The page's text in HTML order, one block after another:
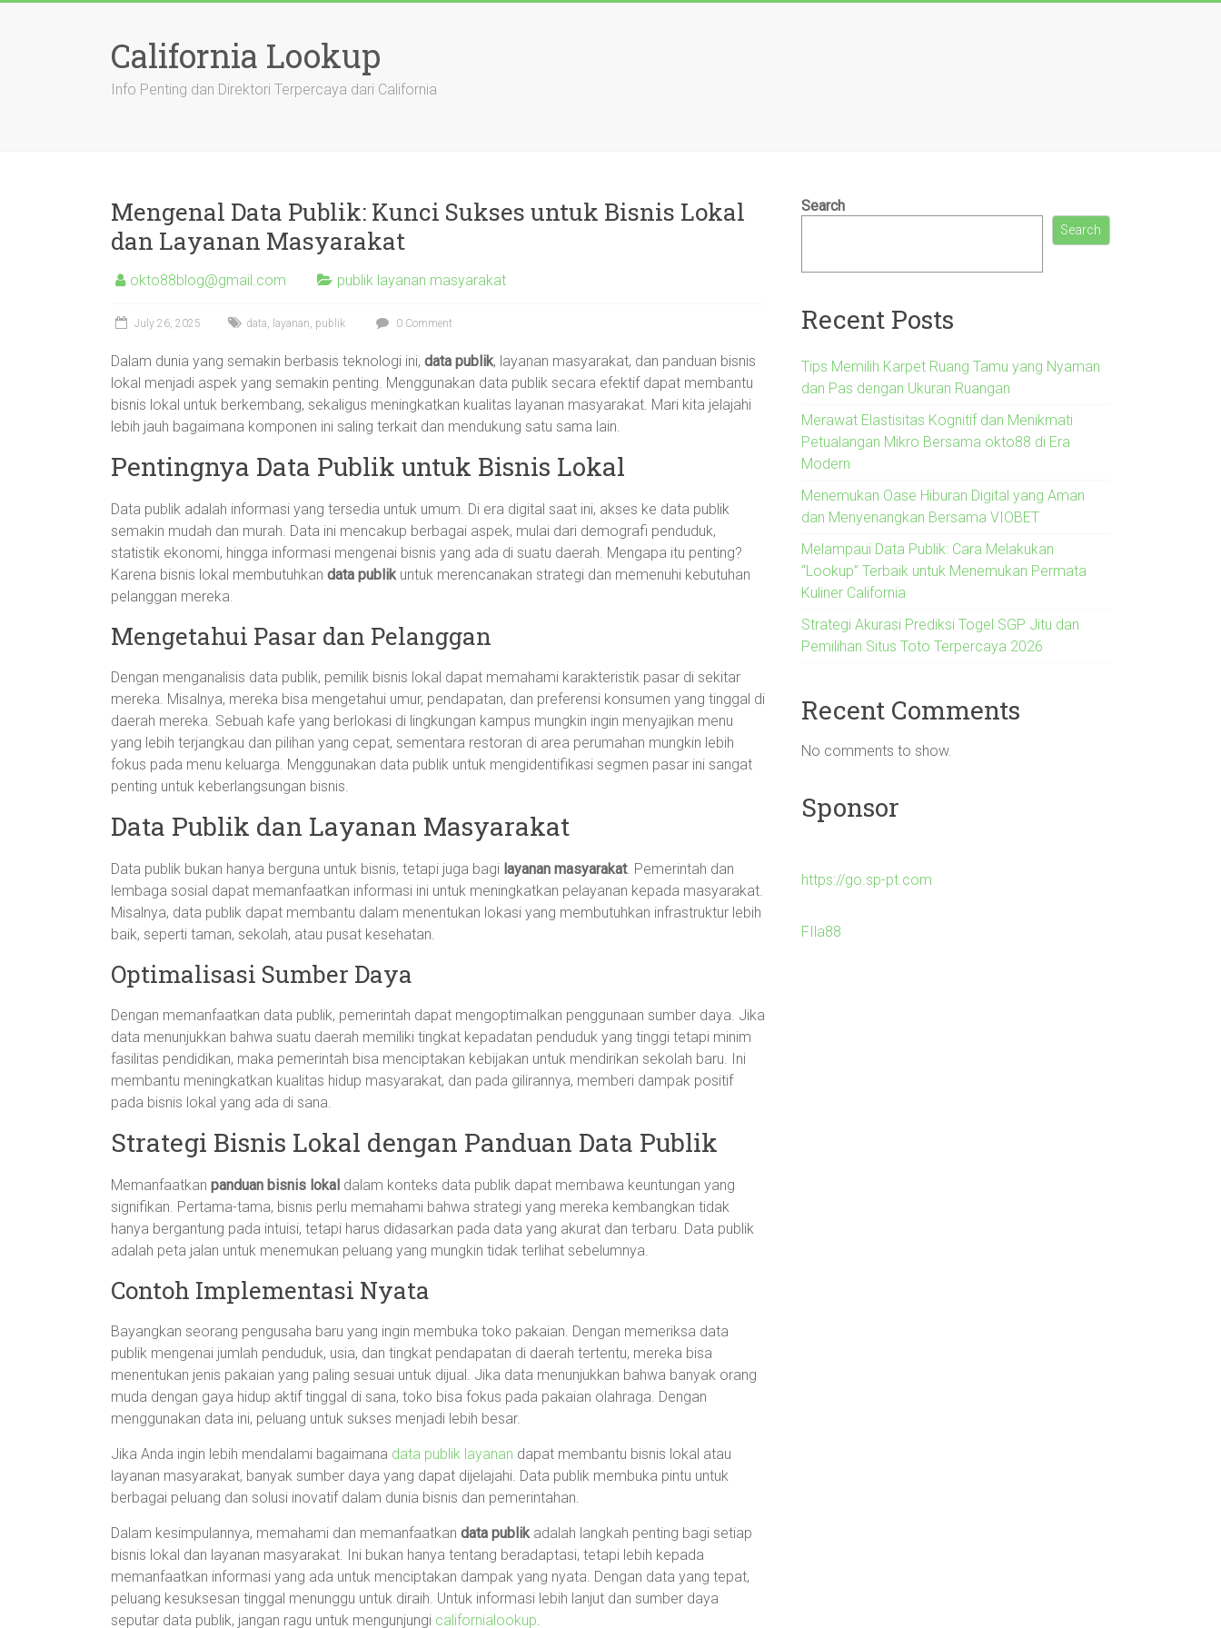
California Lookup
Info Penting dan Direktori Terpercaya dari California
Mengenal Data Publik: Kunci Sukses untuk Bisnis Lokal
dan Layanan Masyarakat
okto88blog@gmail.com publik layanan masyarakat
July 26, 2025 data, layanan, publik 0 Comment
Dalam dunia yang semakin berbasis teknologi ini, data publik, layanan masyarakat, dan panduan bisnis
lokal menjadi aspek yang semakin penting. Menggunakan data publik secara efektif dapat membantu
bisnis lokal untuk berkembang, sekaligus meningkatkan kualitas layanan masyarakat. Mari kita jelajahi
lebih jauh bagaimana komponen ini saling terkait dan mendukung satu sama lain.
Pentingnya Data Publik untuk Bisnis Lokal
Data publik adalah informasi yang tersedia untuk umum. Di era digital saat ini, akses ke data publik
semakin mudah dan murah. Data ini mencakup berbagai aspek, mulai dari demografi penduduk,
statistik ekonomi, hingga informasi mengenai bisnis yang ada di suatu daerah. Mengapa itu penting?
Karena bisnis lokal membutuhkan data publikuntuk merencanakan strategi dan memenuhi kebutuhan
pelanggan mereka.
Mengetahui Pasar dan Pelanggan
Dengan menganalisis data publik, pemilik bisnis lokal dapat memahami karakteristik pasar di sekitar
mereka. Misalnya, mereka bisa mengetahui umur, pendapatan, dan preferensi konsumen yang tinggal di
daerah mereka. Sebuah kafe yang berlokasi di lingkungan kampus mungkin ingin menyajikan menu
yang lebih terjangkau dan pilihan yang cepat, sementara restoran di area perumahan mungkin lebih
fokus pada menu keluarga. Menggunakan data publik untuk mengidentifikasi segmen pasar ini sangat
penting untuk keberlangsungan bisnis.
Data Publik dan Layanan Masyarakat
Data publik bukan hanya berguna untuk bisnis, tetapi juga bagi layanan masyarakat. Pemerintah dan
lembaga sosial dapat memanfaatkan informasi ini untuk meningkatkan pelayanan kepada masyarakat.
Misalnya, data publik dapat membantu dalam menentukan lokasi yang membutuhkan infrastruktur lebih
baik, seperti taman, sekolah, atau pusat kesehatan.
Optimalisasi Sumber Daya
Dengan memanfaatkan data publik, pemerintah dapat mengoptimalkan penggunaan sumber daya. Jika
data menunjukkan bahwa suatu daerah memiliki tingkat kepadatan penduduk yang tinggi tetapi minim
fasilitas pendidikan, maka pemerintah bisa menciptakan kebijakan untuk mendirikan sekolah baru. Ini
membantu meningkatkan kualitas hidup masyarakat, dan pada gilirannya, memberi dampak positif
pada bisnis lokal yang ada di sana.
Strategi Bisnis Lokal dengan Panduan Data Publik
Memanfaatkan panduan bisnis lokal dalam konteks data publik dapat membawa keuntungan yang
signifikan. Pertama-tama, bisnis perlu memahami bahwa strategi yang mereka kembangkan tidak
hanya bergantung pada intuisi, tetapi harus didasarkan pada data yang akurat dan terbaru. Data publik
adalah peta jalan untuk menemukan peluang yang mungkin tidak terlihat sebelumnya.
Contoh Implementasi Nyata
Bayangkan seorang pengusaha baru yang ingin membuka toko pakaian. Dengan memeriksa data
publik mengenai jumlah penduduk, usia, dan tingkat pendapatan di daerah tertentu, mereka bisa
menentukan jenis pakaian yang paling sesuai untuk dijual. Jika data menunjukkan bahwa banyak orang
muda dengan gaya hidup aktif tinggal di sana, toko bisa fokus pada pakaian olahraga. Dengan
menggunakan data ini, peluang untuk sukses menjadi lebih besar.
Jika Anda ingin lebih mendalami bagaimana data publik layanan dapat membantu bisnis lokal atau
layanan masyarakat, banyak sumber daya yang dapat dijelajahi. Data publik membuka pintu untuk
berbagai peluang dan solusi inovatif dalam dunia bisnis dan pemerintahan.
Dalam kesimpulannya, memahami dan memanfaatkan data publikadalah langkah penting bagi setiap
bisnis lokal dan layanan masyarakat. Ini bukan hanya tentang beradaptasi, tetapi lebih kepada
memanfaatkan informasi yang ada untuk menciptakan dampak yang nyata. Dengan data yang tepat,
peluang kesuksesan tinggal menunggu untuk diraih. Untuk informasi lebih lanjut dan sumber daya
seputar data publik, jangan ragu untuk mengunjungi californialookup.
Search
Search
Recent Posts
Tips Memilih Karpet Ruang Tamu yang Nyaman
dan Pas dengan Ukuran Ruangan
Merawat Elastisitas Kognitif dan Menikmati
Petualangan Mikro Bersama okto88 di Era
Modern
Menemukan Oase Hiburan Digital yang Aman
dan Menyenangkan Bersama VIOBET
Melampaui Data Publik: Cara Melakukan
“Lookup” Terbaik untuk Menemukan Permata
Kuliner California
Strategi Akurasi Prediksi Togel SGP Jitu dan
Pemilihan Situs Toto Terpercaya 2026
Recent Comments
No comments to show.
Sponsor
https://go.sp-pt.com
FIla88